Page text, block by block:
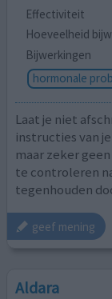
Effectiviteit
Hoeveelheid
Bijwerkingen
hormonale
Laat je niet
instructies van
maar zeker
te controleren
tegenhouden
geef mening
Aldara